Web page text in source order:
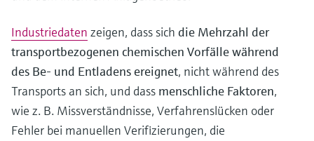
Industriedaten zeigen, dass sich die Mehrzahl der
transportbezogenen chemischen Vorfälle während
des Be- und Entladens ereignet, nicht während des
Transports an sich, und dass menschliche Faktoren,
wie z. B. Missverständnisse, Verfahrenslücken oder
Fehler bei manuellen Verifizierungen, die